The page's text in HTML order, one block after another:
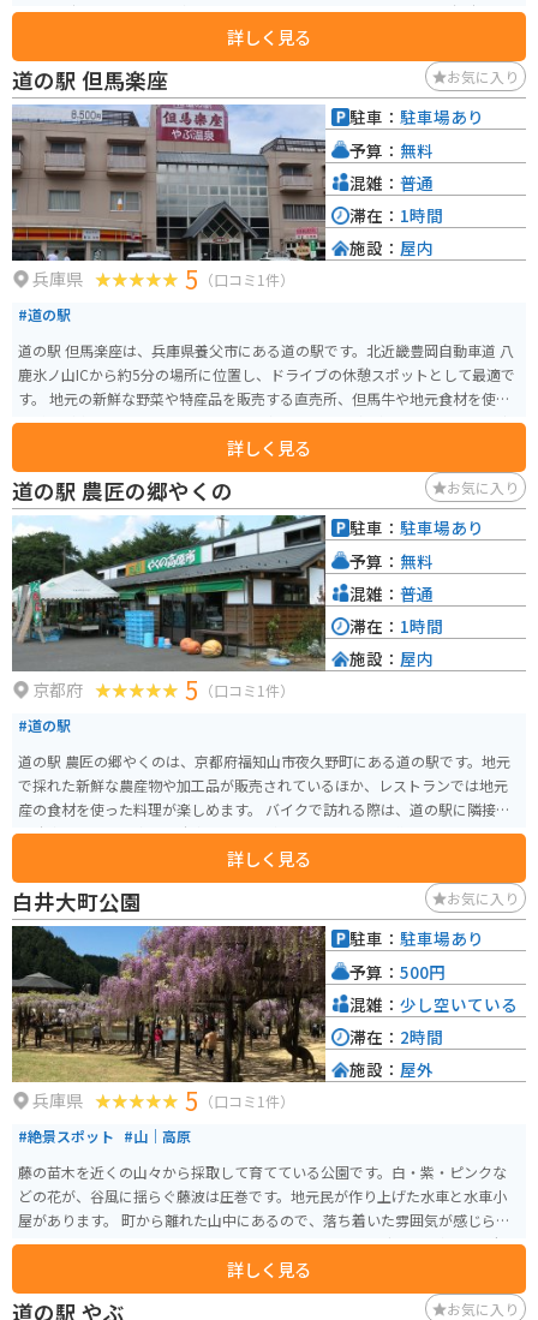
のカエデも非常に良く、癒しのスポットとなっています。 また、高源寺の入
口前では屋台も出ており、丹波の黒豆を買うことができたり、団子や焼鳥な
どを食べることができたりと紅葉狩り以外にも楽しむ事ができるため、ゆっ
くり観光のできる場所となっています。
詳しく見る
道の駅 但馬楽座 お気に入り
兵庫県 5 （口コミ1件）
#道の駅
道の駅 但馬楽座は、兵庫県養父市にある道の駅です。北近畿豊岡自動車道 八
鹿氷ノ山ICから約5分の場所に位置し、ドライブの休憩スポットとして最適で
す。 地元の新鮮な野菜や特産品を販売する直売所、但馬牛や地元食材を使っ
た料理が楽しめるレストラン、そして焼きたてパンが人気のベーカリーなど、
駐車場が完備されているので安心です。また、周辺には自然豊かな観光スポ
ットも多く、ツーリングの拠点としてもおすすめです。 道の駅 但馬楽座で、
但馬の魅力を満喫してみてはいかがでしょうか。
詳しく見る
駐車： 駐車場あり
予算： 無料
混雑： 普通
滞在： 1時間
施設： 屋内
道の駅 農匠の郷やくの お気に入り
京都府 5 （口コミ1件）
#道の駅
道の駅 農匠の郷やくのは、京都府福知山市夜久野町にある道の駅です。地元
で採れた新鮮な農産物や加工品が販売されているほか、レストランでは地元
産の食材を使った料理が楽しめます。 バイクで訪れる際は、道の駅に隣接す
る駐車場にバイク専用の駐車スペースがあります。また、道の駅周辺には、
夜久野高原や福知山城など、観光スポットも点在しています。 農匠の郷やく
のがある夜久野町は、豊かな自然に囲まれた地域です。特産品としては、夜
久野そば、黒豆、山の芋などが知られています。道の駅では、これらの特産
品を使ったお土産も販売されています。
詳しく見る
駐車： 駐車場あり
予算： 無料
混雑： 普通
滞在： 1時間
施設： 屋内
白井大町公園 お気に入り
兵庫県 5 （口コミ1件）
#絶景スポット #山｜高原
藤の苗木を近くの山々から採取して育てている公園です。白・紫・ピンクな
どの花が、谷風に揺らぐ藤波は圧巻です。地元民が作り上げた水車と水車小
屋があります。 町から離れた山中にあるので、落ち着いた雰囲気が感じられ
ます。「ドライブインやくも」の近くにあり、ツーリングで立ち寄るのに便
詳しく見る
駐車： 駐車場あり
予算： 500円
混雑： 少し空いている
滞在： 2時間
施設： 屋外
道の駅 やぶ お気に入り